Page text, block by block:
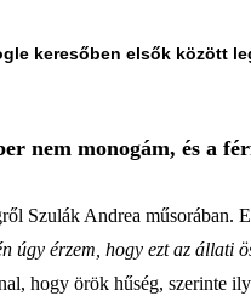
keresőben elsők között
nem monogám, és a
Szulák Andrea műsorában.
úgy érzem, hogy ezt az
hogy örök hűség, szerinte